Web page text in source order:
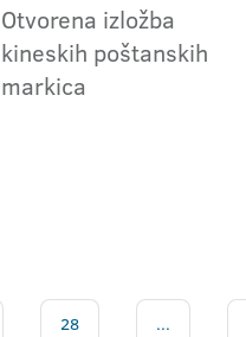
Otvorena izložba
kineskih poštanskih
markica
28 ...